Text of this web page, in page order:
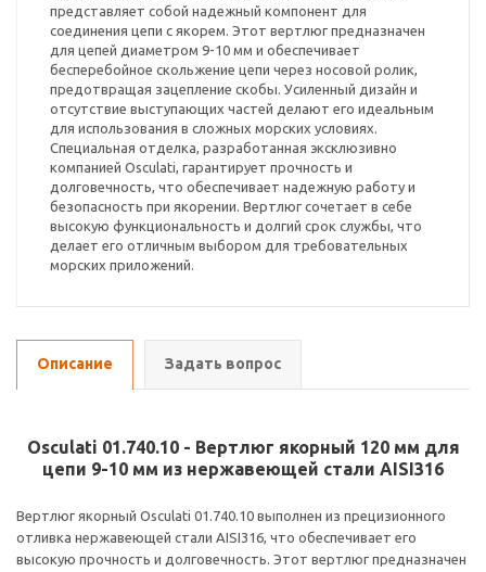
представляет собой надежный компонент для
соединения цепи с якорем. Этот вертлюг предназначен
для цепей диаметром 9-10 мм и обеспечивает
бесперебойное скольжение цепи через носовой ролик,
предотвращая зацепление скобы. Усиленный дизайн и
отсутствие выступающих частей делают его идеальным
для использования в сложных морских условиях.
Специальная отделка, разработанная эксклюзивно
компанией Osculati, гарантирует прочность и
долговечность, что обеспечивает надежную работу и
безопасность при якорении. Вертлюг сочетает в себе
высокую функциональность и долгий срок службы, что
делает его отличным выбором для требовательных
морских приложений.
Описание Задать вопрос
Osculati 01.740.10 - Вертлюг якорный 120 мм для
цепи 9-10 мм из нержавеющей стали AISI316
Вертлюг якорный Osculati 01.740.10 выполнен из прецизионного
отливка нержавеющей стали AISI316, что обеспечивает его
высокую прочность и долговечность. Этот вертлюг предназначен